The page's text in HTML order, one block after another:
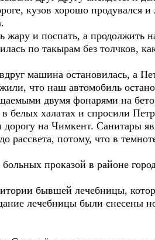
кузов хорошо
и поспать, а продолжить
по такырам без толчков,
машина остановилась, а
что наш автомобиль
двумя фонарями на
белых халатах и спросили
на Чимкент. Санитары
рассвета, потому, что в
проказой в районе
бывшей лечебницы,
лечебницы были снесены